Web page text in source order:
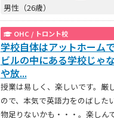
男性（26歳）
OHC / トロント校
学校自体はアットホーム
ビルの中にある学校じゃ
や放...
授業は易しく、楽しいです。厳
ので、本気で英語力をのばした
物足りないかも・・・。楽しん